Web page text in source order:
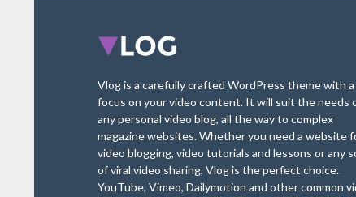
Vlog is a carefully crafted WordPress theme with a
focus on your video content. It will suit the needs
any personal video blog, all the way to complex
magazine websites. Whether you need a website
video blogging, video tutorials and lessons or any
of viral video sharing, Vlog is the perfect choice.
YouTube, Vimeo, Dailymotion and other common